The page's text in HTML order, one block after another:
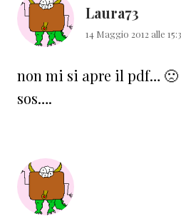
Laura73
14 Maggio 2012 alle
non mi si apre il pdf… 🙁
sos….